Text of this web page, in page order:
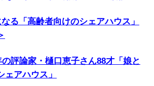
る「高齢者向けのシェアハウス」
評論家・樋口恵子さん88才「娘と
アハウス」